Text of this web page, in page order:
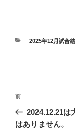
カ
2025年12月試合
投
稿
ナ
前
の
投
前
2024.12.21は
はありません。